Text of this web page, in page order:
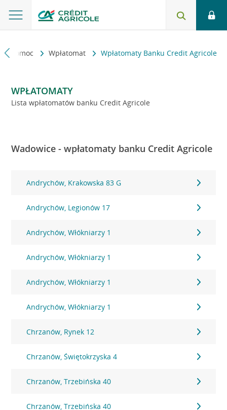
i pomoc Wpłatomat Wpłatomaty Banku Credit Agricole
WPŁATOMATY
Lista wpłatomatów banku Credit Agricole
Wadowice - wpłatomaty banku Credit Agricole
Andrychów, Krakowska 83 G
Andrychów, Legionów 17
Andrychów, Włókniarzy 1
Andrychów, Włókniarzy 1
Andrychów, Włókniarzy 1
Andrychów, Włókniarzy 1
Chrzanów, Rynek 12
Chrzanów, Świętokrzyska 4
Chrzanów, Trzebińska 40
Chrzanów, Trzebińska 40